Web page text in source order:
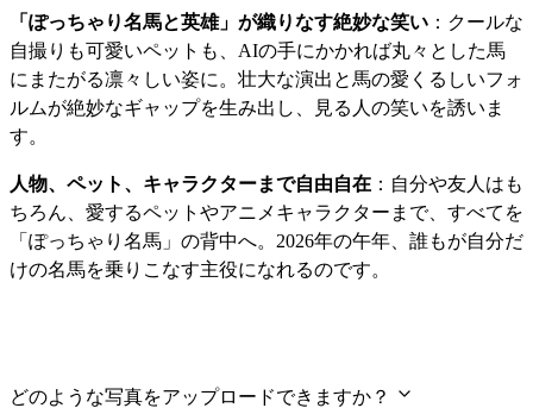
「ぽっちゃり名馬と英雄」が織りなす絶妙な笑い ：クールな
自撮りも可愛いペットも、AIの手にかかれば丸々とした馬
にまたがる凛々しい姿に。壮大な演出と馬の愛くるしいフォ
ルムが絶妙なギャップを生み出し、見る人の笑いを誘いま
す。
人物、ペット、キャラクターまで自由自在 ：自分や友人はも
ちろん、愛するペットやアニメキャラクターまで、すべてを
「ぽっちゃり名馬」の背中へ。2026年の午年、誰もが自分だ
けの名馬を乗りこなす主役になれるのです。
どのような写真をアップロードできますか？